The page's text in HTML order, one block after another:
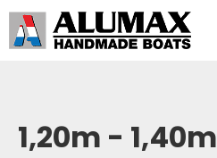
1,20m - 1,40m